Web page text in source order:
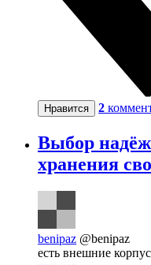
Нравится 2
Выбор
хранения
benipaz @benipaz
есть внешние